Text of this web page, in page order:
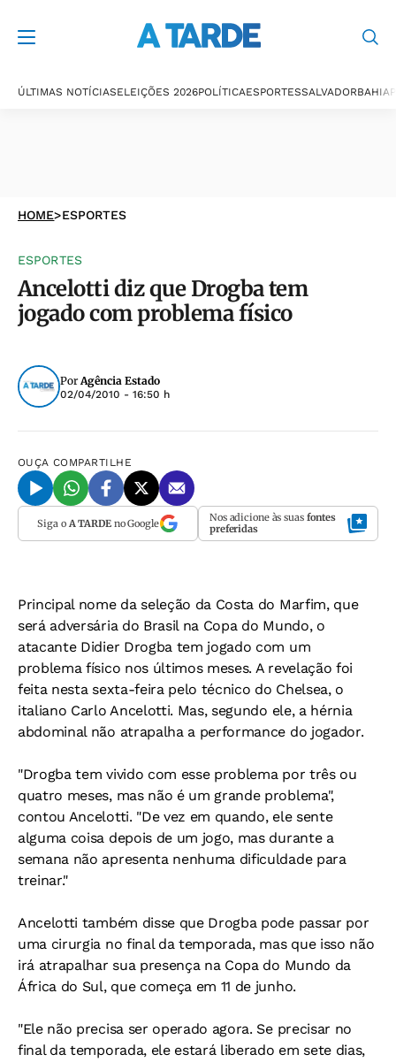
ÚLTIMAS NOTÍCIASELEIÇÕES 2026POLÍTICAESPORTESSALVADORBAHIA
HOME>ESPORTES
ESPORTES
Ancelotti diz que Drogba tem
jogado com problema físico
PorAgência Estado
02/04/2010 - 16:50 h
OUÇA COMPARTILHE
Siga o A TARDEno Google Nos adicione às suas fontes
preferidas
Principal nome da seleção da Costa do Marfim, que
será adversária do Brasil na Copa do Mundo, o
atacante Didier Drogba tem jogado com um
problema físico nos últimos meses. A revelação foi
feita nesta sexta-feira pelo técnico do Chelsea, o
italiano Carlo Ancelotti. Mas, segundo ele, a hérnia
abdominal não atrapalha a performance do jogador.
"Drogba tem vivido com esse problema por três ou
quatro meses, mas não é um grande problema",
contou Ancelotti. "De vez em quando, ele sente
alguma coisa depois de um jogo, mas durante a
semana não apresenta nenhuma dificuldade para
treinar."
Ancelotti também disse que Drogba pode passar por
uma cirurgia no final da temporada, mas que isso não
irá atrapalhar sua presença na Copa do Mundo da
África do Sul, que começa em 11 de junho.
"Ele não precisa ser operado agora. Se precisar no
final da temporada, ele estará liberado em sete dias,